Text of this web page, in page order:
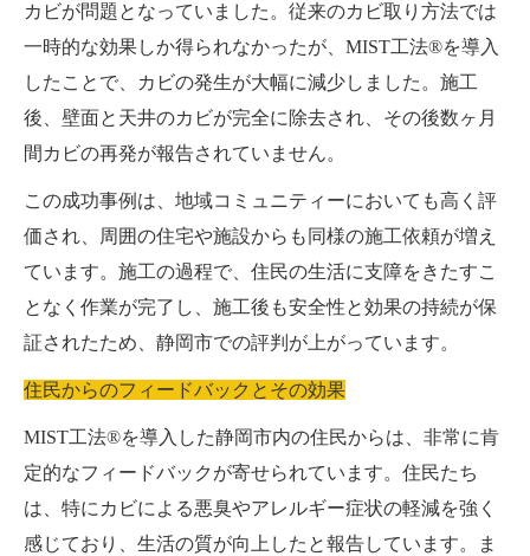
カビが問題となっていました。従来のカビ取り方法では
一時的な効果しか得られなかったが、MIST工法®を導入
したことで、カビの発生が大幅に減少しました。施工
後、壁面と天井のカビが完全に除去され、その後数ヶ月
間カビの再発が報告されていません。
この成功事例は、地域コミュニティーにおいても高く評
価され、周囲の住宅や施設からも同様の施工依頼が増え
ています。施工の過程で、住民の生活に支障をきたすこ
となく作業が完了し、施工後も安全性と効果の持続が保
証されたため、静岡市での評判が上がっています。
住民からのフィードバックとその効果
MIST工法®を導入した静岡市内の住民からは、非常に肯
定的なフィードバックが寄せられています。住民たち
は、特にカビによる悪臭やアレルギー症状の軽減を強く
感じており、生活の質が向上したと報告しています。ま